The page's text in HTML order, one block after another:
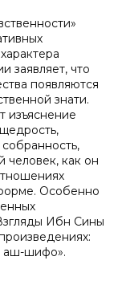
заявляет, что
появляются
знати.
изъяснение
человек, как он
Особенно
Ибн Сины
аш-шифо».